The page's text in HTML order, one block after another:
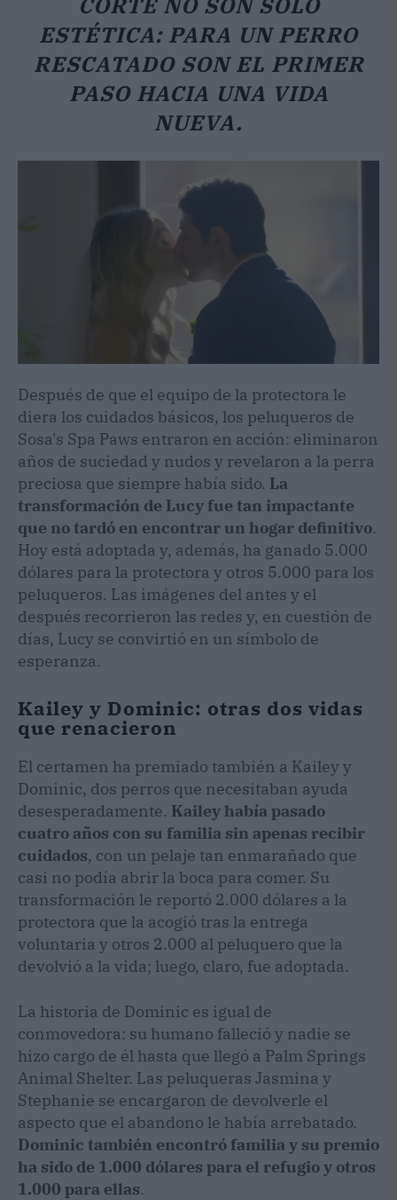
ESTÉTICA: PARA UN PERRO
RESCATADO SON EL PRIMER
PASO HACIA UNA VIDA
NUEVA.
Después de que el equipo de la protectora le
diera los cuidados básicos, los peluqueros de
Sosa's Spa Paws entraron en acción: eliminaron
años de suciedad y nudos y revelaron a la perra
preciosa que siempre había sido. La
transformación de Lucy fue tan impactante
que no tardó en encontrar un hogar definitivo.
Hoy está adoptada y, además, ha ganado 5.000
dólares para la protectora y otros 5.000 para los
peluqueros. Las imágenes del antes y el
después recorrieron las redes y, en cuestión de
días, Lucy se convirtió en un símbolo de
esperanza.
Kailey y Dominic: otras dos vidas
que renacieron
El certamen ha premiado también a Kailey y
Dominic, dos perros que necesitaban ayuda
desesperadamente. Kailey había pasado
cuatro años con su familia sin apenas recibir
cuidados, con un pelaje tan enmarañado que
casi no podía abrir la boca para comer. Su
transformación le reportó 2.000 dólares a la
protectora que la acogió tras la entrega
voluntaria y otros 2.000 al peluquero que la
devolvió a la vida; luego, claro, fue adoptada.
La historia de Dominic es igual de
conmovedora: su humano falleció y nadie se
hizo cargo de él hasta que llegó a Palm Springs
Animal Shelter. Las peluqueras Jasmina y
Stephanie se encargaron de devolverle el
aspecto que el abandono le había arrebatado.
Dominic también encontró familia y su premio
ha sido de 1.000 dólares para el refugio y otros
1.000 para ellas.